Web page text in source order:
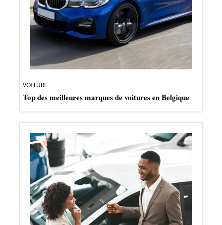
VOITURE
Top des meilleures marques de voitures en Belgique